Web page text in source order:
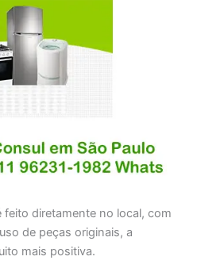
diretamente no local, com
de peças originais, a
mais positiva.